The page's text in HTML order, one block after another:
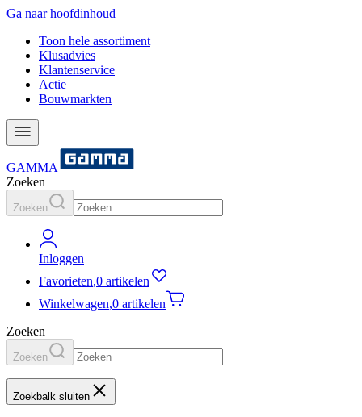
Ga naar hoofdinhoud
Toon hele assortiment
Klusadvies
Klantenservice
Actie
Bouwmarkten
GAMMA
Zoeken
Zoeken
Inloggen
Favorieten,0 artikelen
Winkelwagen,0 artikelen
Zoeken
Zoeken
Zoekbalk sluiten